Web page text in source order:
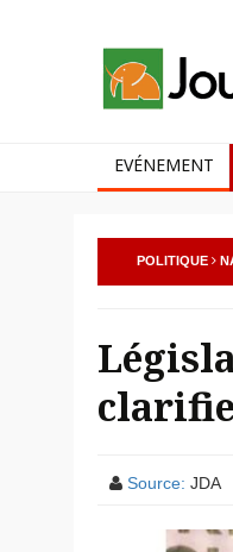
EVÉNEMENT
POLITIQUE
Source: JDA